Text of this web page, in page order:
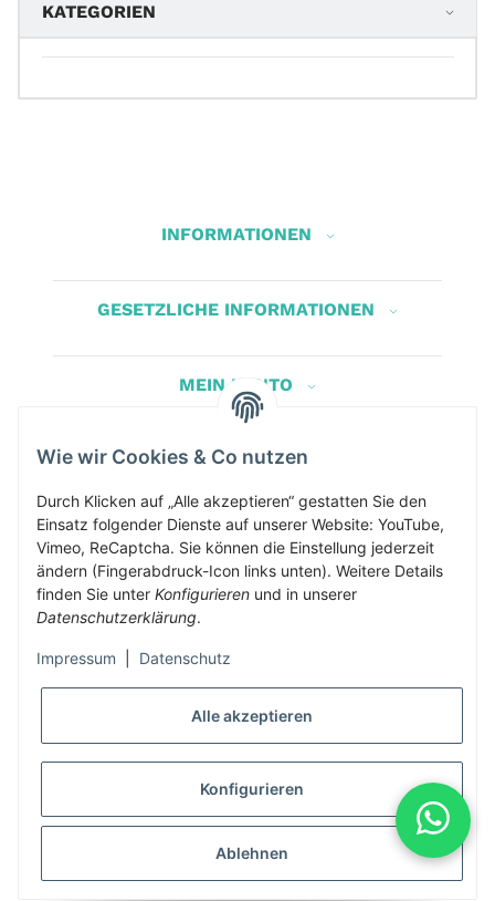
KATEGORIEN
INFORMATIONEN
GESETZLICHE INFORMATIONEN
MEIN KONTO
Herbis Anglerladen
Inh.Herbert Schinnerl
Kirchdorf am Inn 5
4982 Kirchdorf am Inn
info@herbis-anglerladen.at
Alle Preise inklusive gesetzlicher Mwst., exklusive Versand- &
Servicekosten
Wie wir Cookies & Co nutzen
Durch Klicken auf „Alle akzeptieren“ gestatten Sie den
Einsatz folgender Dienste auf unserer Website: YouTube,
Vimeo, ReCaptcha. Sie können die Einstellung jederzeit
ändern (Fingerabdruck-Icon links unten). Weitere Details
finden Sie unter Konfigurieren und in unserer
Datenschutzerklärung.
Impressum Datenschutz
Alle akzeptieren
Konfigurieren
Ablehnen